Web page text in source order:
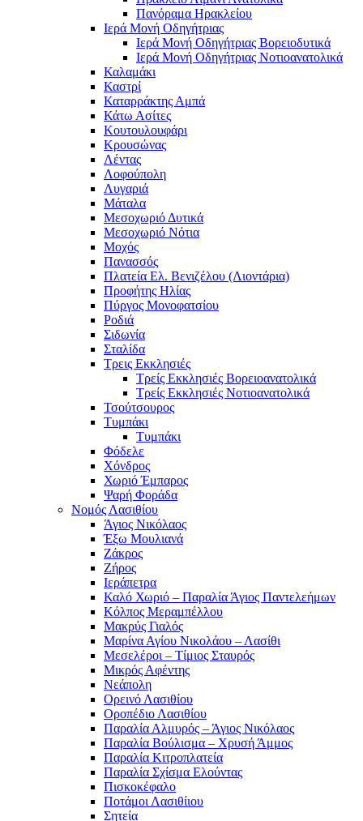
Πανόραμα Ηρακλείου
Ιερά Μονή Οδηγήτριας
Ιερά Μονή Οδηγήτριας Βορειοδυτικά
Ιερά Μονή Οδηγήτριας Νοτιοανατολικά
Καλαμάκι
Καστρί
Καταρράκτης Αμπά
Κάτω Ασίτες
Κουτουλουφάρι
Κρουσώνας
Λέντας
Λοφούπολη
Λυγαριά
Μάταλα
Μεσοχωριό Δυτικά
Μεσοχωριό Νότια
Μοχός
Πανασσός
Πλατεία Ελ. Βενιζέλου (Λιοντάρια)
Προφήτης Ηλίας
Πύργος Μονοφατσίου
Ροδιά
Σιδωνία
Σταλίδα
Τρεις Εκκλησιές
Τρείς Εκκλησιές Βορειοανατολικά
Τρείς Εκκλησιές Νοτιοανατολικά
Τσούτσουρος
Τυμπάκι
Τυμπάκι
Φόδελε
Χόνδρος
Χωριό Έμπαρος
Ψαρή Φοράδα
Νομός Λασιθίου
Άγιος Νικόλαος
Έξω Μουλιανά
Ζάκρος
Ζήρος
Ιεράπετρα
Καλό Χωριό – Παραλία Άγιος Παντελεήμων
Κόλπος Μεραμπέλλου
Μακρύς Γιαλός
Μαρίνα Αγίου Νικολάου – Λασίθι
Μεσελέροι – Τίμιος Σταυρός
Μικρός Αφέντης
Νεάπολη
Ορεινό Λασιθίου
Οροπέδιο Λασιθίου
Παραλία Αλμυρός – Άγιος Νικόλαος
Παραλία Βούλισμα – Χρυσή Άμμος
Παραλία Κιτροπλατεία
Παραλία Σχίσμα Ελούντας
Πισκοκέφαλο
Ποτάμοι Λασιθίιου
Σητεία